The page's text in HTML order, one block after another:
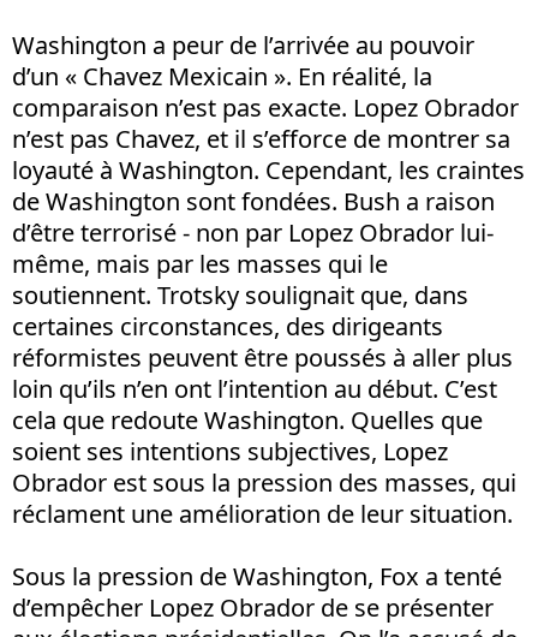
Washington a peur de l’arrivée au pouvoir
d’un « Chavez Mexicain ». En réalité, la
comparaison n’est pas exacte. Lopez Obrador
n’est pas Chavez, et il s’efforce de montrer sa
loyauté à Washington. Cependant, les craintes
de Washington sont fondées. Bush a raison
d’être terrorisé - non par Lopez Obrador lui-
même, mais par les masses qui le
soutiennent. Trotsky soulignait que, dans
certaines circonstances, des dirigeants
réformistes peuvent être poussés à aller plus
loin qu’ils n’en ont l’intention au début. C’est
cela que redoute Washington. Quelles que
soient ses intentions subjectives, Lopez
Obrador est sous la pression des masses, qui
réclament une amélioration de leur situation.
Sous la pression de Washington, Fox a tenté
d’empêcher Lopez Obrador de se présenter